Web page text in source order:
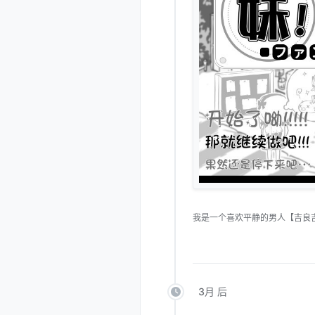
我是一个喜欢平静的男人【吉良
3月 后